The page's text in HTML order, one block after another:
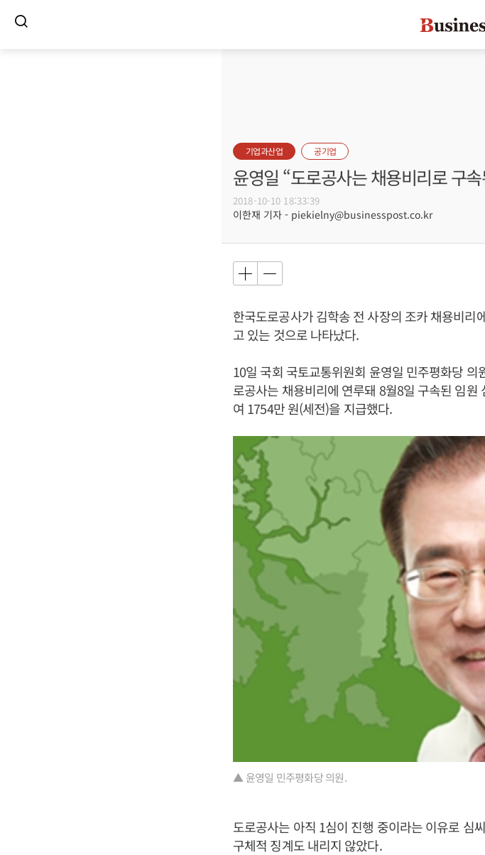
기업과산업 공기업
윤영일 “도로공사는 채용비리로 구
2018-10-10 18:33:39
이한재 기자 - piekielny@businesspost.co.kr
한국도로공사가 김학송 전 사장의 조카 채용비
고 있는 것으로 나타났다.
10일 국회 국토교통위원회 윤영일 민주평화당
로공사는 채용비리에 연루돼 8월8일 구속된 임
여 1754만 원(세전)을 지급했다.
▲ 윤영일 민주평화당 의원.
도로공사는 아직 1심이 진행 중이라는 이유로 심
구체적 징계도 내리지 않았다.